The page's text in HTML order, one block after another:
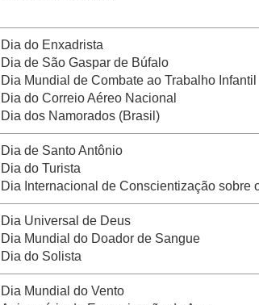
Dia do Enxadrista
Dia de São Gaspar de Búfalo
Dia Mundial de Combate ao Trabalho Infantil
Dia do Correio Aéreo Nacional
Dia dos Namorados (Brasil)
Dia de Santo Antônio
Dia do Turista
Dia Internacional de Conscientização sobre
Dia Universal de Deus
Dia Mundial do Doador de Sangue
Dia do Solista
Dia Mundial do Vento